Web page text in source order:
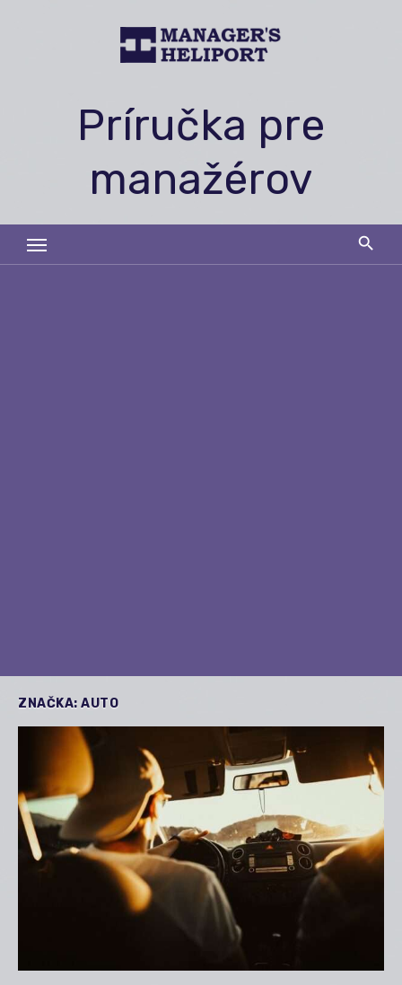
Príručka pre
manažérov
ZNAČKA: AUTO